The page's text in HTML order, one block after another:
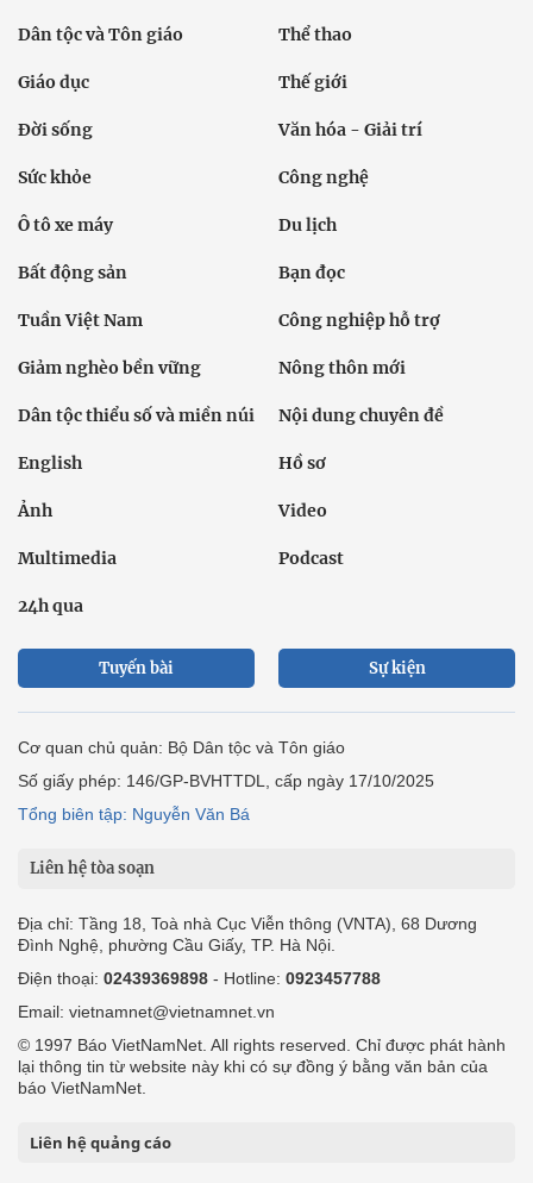
Dân tộc và Tôn giáo Thể thao
Giáo dục Thế giới
Đời sống Văn hóa - Giải trí
Sức khỏe Công nghệ
Ô tô xe máy Du lịch
Bất động sản Bạn đọc
Tuần Việt Nam Công nghiệp hỗ trợ
Giảm nghèo bền vững Nông thôn mới
Dân tộc thiểu số và miền núi Nội dung chuyên đề
English Hồ sơ
Ảnh Video
Multimedia Podcast
24h qua
Tuyến bài Sự kiện
Cơ quan chủ quản: Bộ Dân tộc và Tôn giáo
Số giấy phép: 146/GP-BVHTTDL, cấp ngày 17/10/2025
Tổng biên tập: Nguyễn Văn Bá
Liên hệ tòa soạn
Địa chỉ: Tầng 18, Toà nhà Cục Viễn thông (VNTA), 68 Dương
Đình Nghệ, phường Cầu Giấy, TP. Hà Nội.
Điện thoại: 02439369898 - Hotline: 0923457788
Email: vietnamnet@vietnamnet.vn
© 1997 Báo VietNamNet. All rights reserved. Chỉ được phát hành
lại thông tin từ website này khi có sự đồng ý bằng văn bản của
báo VietNamNet.
Liên hệ quảng cáo